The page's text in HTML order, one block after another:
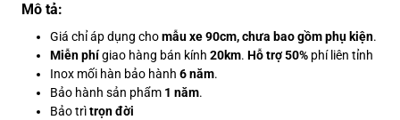
Mô tả:
Giá chỉ áp dụng chomẫu xe 90cm, chưa bao gồm phụ kiện.
Miễn phígiao hàng bán kính 20km. Hỗ trợ 50% phí liên tỉnh
Inox mối hàn bảo hành 6 năm.
Bảo hành sản phẩm 1 năm.
Bảo trìtrọn đời